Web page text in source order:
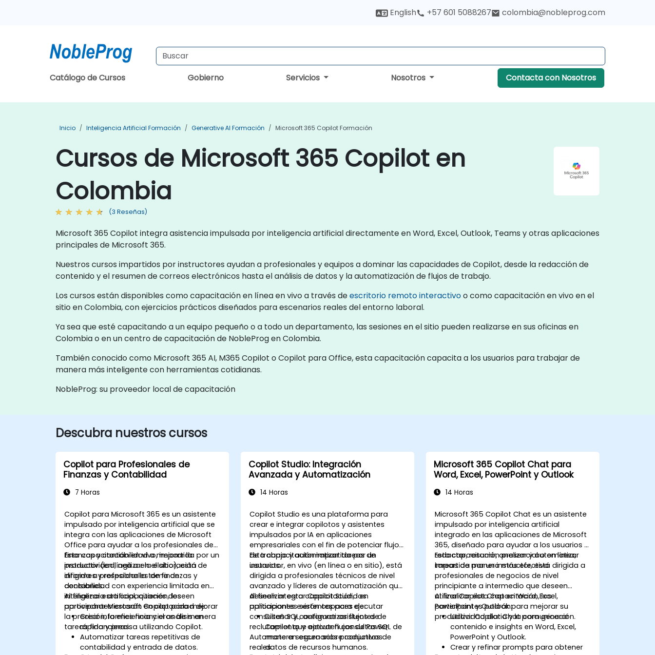
English +57 601 5088267 colombia@nobleprog.com
Catálogo de Cursos Gobierno Servicios Nosotros Contacta con Nosotros
Inicio Inteligencia Artificial Formación Generative AI Formación Microsoft 365 Copilot Formación
Cursos de Microsoft 365 Copilot en
Colombia
(3 Reseñas)
Microsoft 365 Copilot integra asistencia impulsada por inteligencia artificial directamente en Word, Excel, Outlook, Teams y otras aplicaciones
principales de Microsoft 365.
Nuestros cursos impartidos por instructores ayudan a profesionales y equipos a dominar las capacidades de Copilot, desde la redacción de
contenido y el resumen de correos electrónicos hasta el análisis de datos y la automatización de flujos de trabajo.
Los cursos están disponibles como capacitación en línea en vivo a través deescritorio remoto interactivoo como capacitación en vivo en el
sitio en Colombia, con ejercicios prácticos diseñados para escenarios reales del entorno laboral.
Ya sea que esté capacitando a un equipo pequeño o a todo un departamento, las sesiones en el sitio pueden realizarse en sus oficinas en
Colombia o en un centro de capacitación de NobleProg en Colombia.
También conocido como Microsoft 365 AI, M365 Copilot o Copilot para Office, esta capacitación capacita a los usuarios para trabajar de
manera más inteligente con herramientas cotidianas.
NobleProg: su proveedor local de capacitación
Descubra nuestros cursos
Copilot para Profesionales de
Finanzas y Contabilidad
7 Horas
Copilot para Microsoft 365 es un asistente
impulsado por inteligencia artificial que se
integra con las aplicaciones de Microsoft
Office para ayudar a los profesionales de
finanzas y contabilidad a mejorar la
productividad, agilizar la elaboración de
informes y respaldar la toma de
decisiones.
Esta capacitación en vivo, impartida por un
instructor (en línea o en el sitio), está
dirigida a profesionales de finanzas y
contabilidad con experiencia limitada en
inteligencia artificial, quienes deseen
aprovechar Microsoft Copilot para mejorar
la precisión, la eficiencia y el análisis en
tareas financieras.
Al finalizar esta capacitación, los
participantes estarán en capacidad de:
Crear informes financieros de manera
rápida y precisa utilizando Copilot.
Automatizar tareas repetitivas de
contabilidad y entrada de datos.
Copilot Studio: Integración
Avanzada y Automatización
14 Horas
Copilot Studio es una plataforma para
crear e integrar copilotos y asistentes
impulsados por IA en aplicaciones
empresariales con el fin de potenciar flujos
de trabajo y automatizar tareas de
usuarios.
Esta capacitación impartida por un
instructor, en vivo (en línea o en sitio), está
dirigida a profesionales técnicos de nivel
avanzado y líderes de automatización que
deseen integrar Copilot Studio en
aplicaciones existentes para ejecutar
consultas SQL, automatizar flujos de
reclutamiento y activar flujos de Power
Automate en escenarios productivos
reales.
Al finalizar esta capacitación, los
participantes serán capaces de:
Diseñar y configurar asistentes de
Copilot que ejecuten consultas SQL de
manera segura sobre conjuntos de
datos de recursos humanos.
Microsoft 365 Copilot Chat para
Word, Excel, PowerPoint y Outlook
14 Horas
Microsoft 365 Copilot Chat es un asistente
impulsado por inteligencia artificial
integrado en las aplicaciones de Microsoft
365, diseñado para ayudar a los usuarios a
redactar, resumir, analizar y automatizar
tareas de manera más efectiva.
Esta capacitación presencial o en línea,
impartida por un instructor, está dirigida a
profesionales de negocios de nivel
principiante a intermedio que deseen
utilizar Copilot Chat en Word, Excel,
PowerPoint y Outlook para mejorar su
productividad diaria y la comunicación.
Al finalizar esta capacitación, los
participantes podrán:
Utilizar Copilot Chat para generar
contenido e insights en Word, Excel,
PowerPoint y Outlook.
Crear y refinar prompts para obtener